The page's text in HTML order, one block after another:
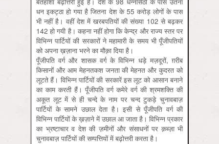
धन इकट्ठा हो गया है जितना देश के 55 करोड़ लोगों के पास
भी नहीं है। वहीं देश में खरबपतियों की संख्या 102 से बढ़कर
142 हो गयी है। कहना नहीं होगा कि केन्द्र और राज्य स्तर पर
विभिन्न पार्टियों की सरकारों ने महामारी के समय भी पूँजीपतियों
को अपना ख़ज़ाना भरने का मौक़ा दिया है।
पूँजीपति वर्ग और शासक वर्ग के विभिन्न धड़े मज़दूरों, ग़रीब
किसानों और आम मेहनतकश जनता की मेहनत और कुदरत को
लूटते हैं। विभिन्न पार्टियों की सरकारें इस लूट को आसान बनाने
का काम करती हैं। पूँजीपति वर्ग कमेरे वर्ग की श्रमशक्ति की
अकूत लूट में से ही चन्दे के नाम पर चन्द टुकड़े चुनावबाज़
पार्टियों के सामने उछाल देता है। इसी से पूँजीपति वर्ग की
विभिन्न पार्टियों के ख़ज़ाने में उछाल आ जाता है। विभिन्न प्रकार
का भ्रष्टाचार व देश की ज़मीनों और संसाधनों पर क़ब्ज़ा भी
चुनावबाज़ पार्टियों की सम्पत्तियों में बढ़ोत्तरी करता है।